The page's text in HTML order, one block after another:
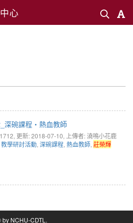
心
深碗課程‧熱血教師
, 更新: 2018-07-10, 上傳者: 澆鳴小花鹿
教學研討活動, 深碗課程, 熱血教師, 莊榮輝
by NCHU-CDTL.